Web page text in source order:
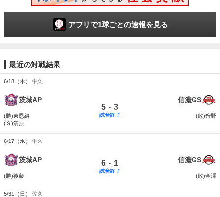
アプリで1球ごとの速報を見る
最近の対戦結果
6/18（木） 牛久
茨城AP
(勝)東恩納
(Ｓ)清原
5 - 3
試合終了
信濃GS
(敗)狩野
6/17（水） 牛久
茨城AP
(勝)後藤
6 - 1
試合終了
信濃GS
(敗)金澤
5/31（日） 佐久